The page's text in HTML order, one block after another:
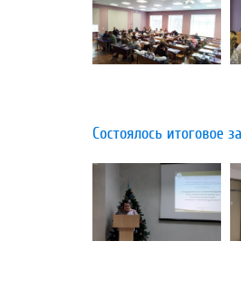
Состоялось итоговое